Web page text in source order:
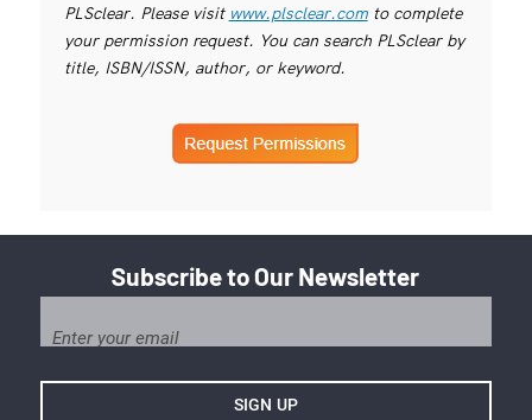
PLSclear. Please visit www.plsclear.comto complete
your permission request. You can search PLSclear by
title, ISBN/ISSN, author, or keyword.
Subscribe to Our Newsletter